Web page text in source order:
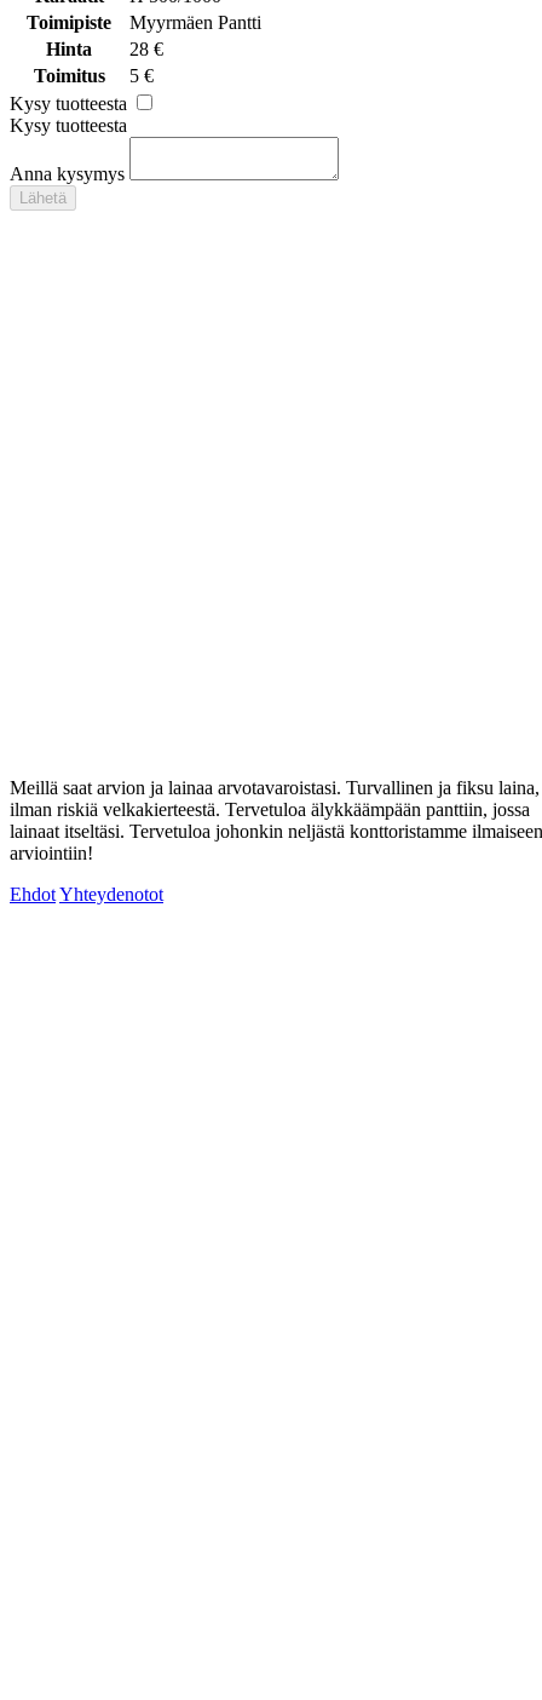
Toimipiste
Myyrmäen Pantti
Hinta
28 €
Toimitus
5 €
Kysy tuotteesta
Kysy tuotteesta
Anna kysymys
Lähetä
Meillä saat arvion ja lainaa arvotavaroistasi. Turvallinen ja fiksu laina,
ilman riskiä velkakierteestä. Tervetuloa älykkäämpään panttiin, jossa
lainaat itseltäsi. Tervetuloa johonkin neljästä konttoristamme ilmaiseen
arviointiin!
EhdotYhteydenotot